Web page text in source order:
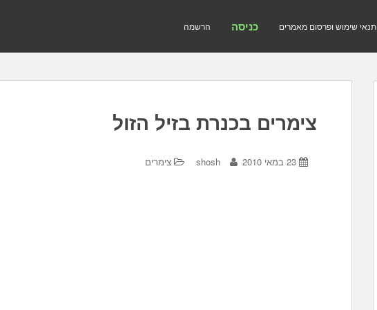
הרשמה כניסה תנאי שימוש ופרסום מאמרים
צימרים בכנרת בזיל הזול
23 במאי 2010 shosh צימרים